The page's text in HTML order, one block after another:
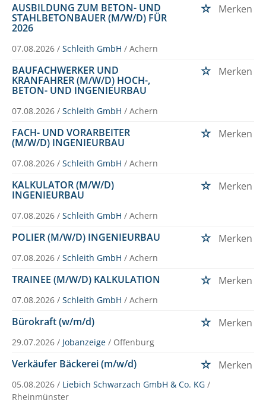
AUSBILDUNG ZUM BETON- UND
STAHLBETONBAUER (M/W/D) FÜR
2026
Merken
07.08.2026 / Schleith GmbH / Achern
BAUFACHWERKER UND
KRANFAHRER (M/W/D) HOCH-,
BETON- UND INGENIEURBAU
Merken
07.08.2026 / Schleith GmbH / Achern
FACH- UND VORARBEITER
(M/W/D) INGENIEURBAU
Merken
07.08.2026 / Schleith GmbH / Achern
KALKULATOR (M/W/D)
INGENIEURBAU
Merken
07.08.2026 / Schleith GmbH / Achern
POLIER (M/W/D) INGENIEURBAU Merken
07.08.2026 / Schleith GmbH / Achern
TRAINEE (M/W/D) KALKULATION Merken
07.08.2026 / Schleith GmbH / Achern
Bürokraft (w/m/d) Merken
29.07.2026 / Jobanzeige / Offenburg
Verkäufer Bäckerei (m/w/d) Merken
05.08.2026 / Liebich Schwarzach GmbH & Co. KG /
Rheinmünster